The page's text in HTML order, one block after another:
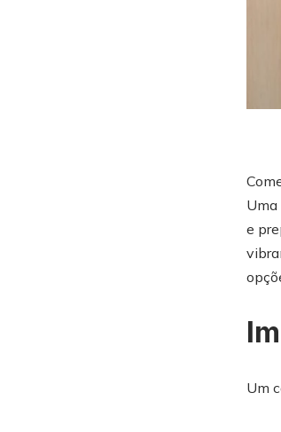
e
Um